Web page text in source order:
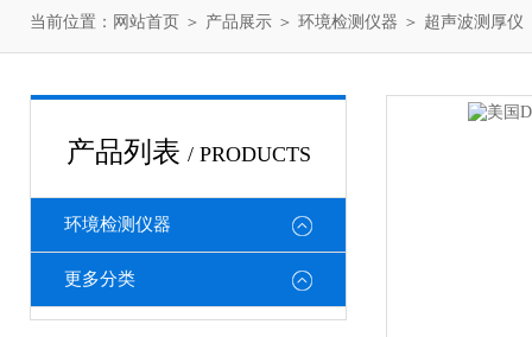
当前位置： 网站首页 ＞ 产品展示 ＞ 环境检测仪器 ＞ 超声波测厚仪
产品列表 / PRODUCTS
环境检测仪器
更多分类